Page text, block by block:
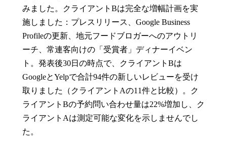
みました。クライアントBは完全な増幅計画を実
施しました：プレスリリース、Google Business
Profileの更新、地元フードブロガーへのアウトリ
ーチ、常連客向けの「受賞者」ディナーイベン
ト。発表後30日の時点で、クライアントBは
GoogleとYelpで合計94件の新しいレビューを受け
取りました（クライアントAの11件と比較）。ク
ライアントBの予約問い合わせ量は22%増加し、ク
ライアントAは測定可能な変化を示しませんでし
た。